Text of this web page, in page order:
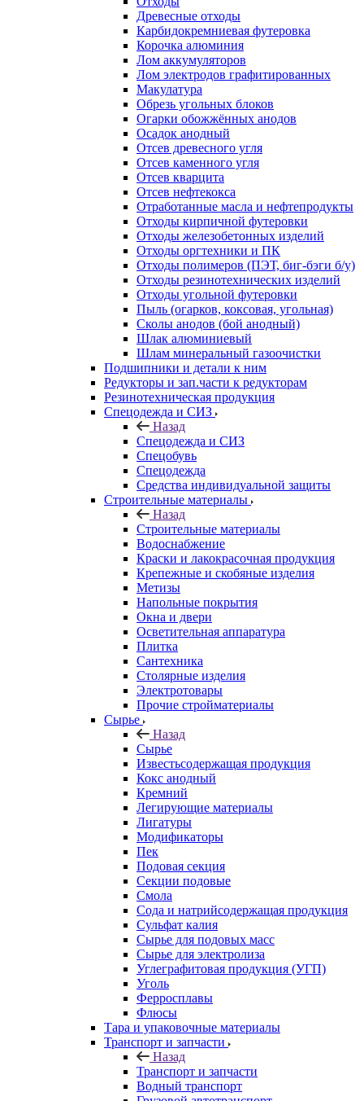
Древесные отходы
Карбидокремниевая футеровка
Корочка алюминия
Лом аккумуляторов
Лом электродов графитированных
Макулатура
Обрезь угольных блоков
Огарки обожжённых анодов
Осадок анодный
Отсев древесного угля
Отсев каменного угля
Отсев кварцита
Отсев нефтекокса
Отработанные масла и нефтепродукты
Отходы кирпичной футеровки
Отходы железобетонных изделий
Отходы оргтехники и ПК
Отходы полимеров (ПЭТ, биг-бэги б/у)
Отходы резинотехнических изделий
Отходы угольной футеровки
Пыль (огарков, коксовая, угольная)
Сколы анодов (бой анодный)
Шлак алюминиевый
Шлам минеральный газоочистки
Подшипники и детали к ним
Редукторы и зап.части к редукторам
Резинотехническая продукция
Спецодежда и СИЗ
Назад
Спецодежда и СИЗ
Спецобувь
Спецодежда
Средства индивидуальной защиты
Строительные материалы
Назад
Строительные материалы
Водоснабжение
Краски и лакокрасочная продукция
Крепежные и скобяные изделия
Метизы
Напольные покрытия
Окна и двери
Осветительная аппаратура
Плитка
Сантехника
Столярные изделия
Электротовары
Прочие стройматериалы
Сырье
Назад
Сырье
Известьсодержащая продукция
Кокс анодный
Кремний
Легирующие материалы
Лигатуры
Модификаторы
Пек
Подовая секция
Секции подовые
Смола
Сода и натрийсодержащая продукция
Сульфат калия
Сырье для подовых масс
Сырье для электролиза
Углеграфитовая продукция (УГП)
Уголь
Ферросплавы
Флюсы
Тара и упаковочные материалы
Транспорт и запчасти
Назад
Транспорт и запчасти
Водный транспорт